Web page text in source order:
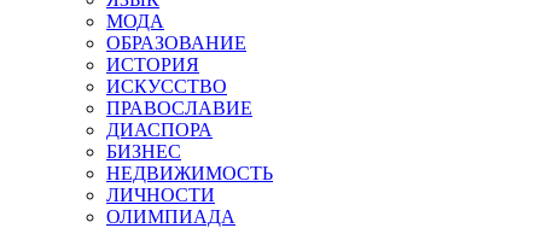
МОДА
ОБРАЗОВАНИЕ
ИСТОРИЯ
ИСКУССТВО
ПРАВОСЛАВИЕ
ДИАСПОРА
БИЗНЕС
НЕДВИЖИМОСТЬ
ЛИЧНОСТИ
ОЛИМПИАДА